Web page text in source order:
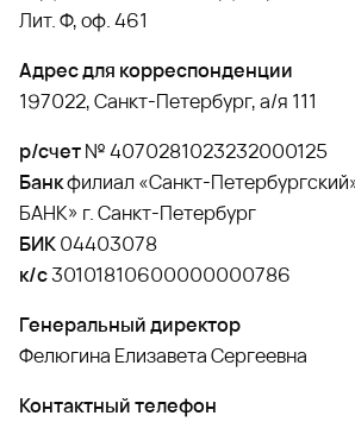
Лит. Ф, оф. 461
Адрес для корреспонденции
197022, Санкт-Петербург, а/я 111
р/счет№ 4070281023232000125
Банкфилиал «Санкт-
БАНК» г. Санкт-Петербург
БИК04403078
к/c30101810600000000786
Генеральный директор
Фелюгина Елизавета Сергеевна
Контактный телефон